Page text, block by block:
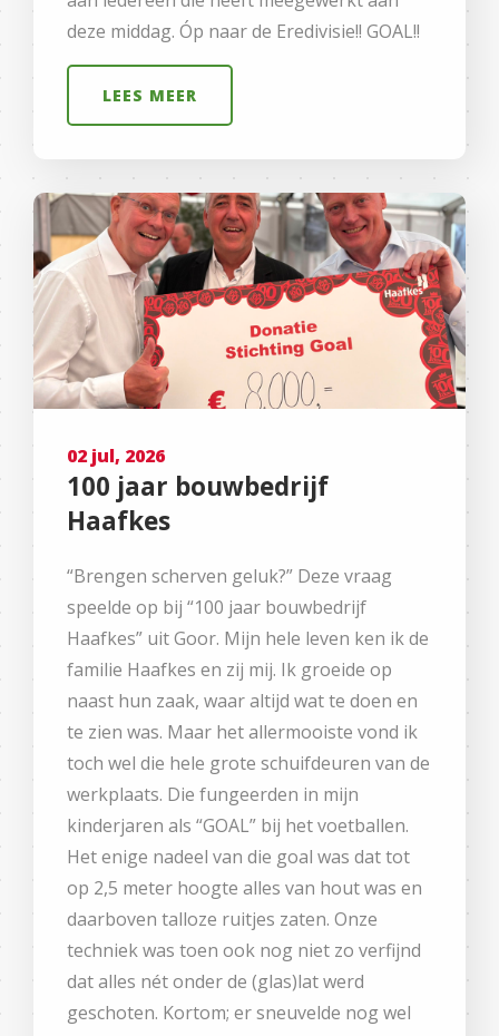
deze middag. Óp naar de Eredivisie!! GOAL!!
LEES MEER
02 jul, 2026
100 jaar bouwbedrijf
Haafkes
“Brengen scherven geluk?” Deze vraag
speelde op bij “100 jaar bouwbedrijf
Haafkes” uit Goor. Mijn hele leven ken ik de
familie Haafkes en zij mij. Ik groeide op
naast hun zaak, waar altijd wat te doen en
te zien was. Maar het allermooiste vond ik
toch wel die hele grote schuifdeuren van de
werkplaats. Die fungeerden in mijn
kinderjaren als “GOAL” bij het voetballen.
Het enige nadeel van die goal was dat tot
op 2,5 meter hoogte alles van hout was en
daarboven talloze ruitjes zaten. Onze
techniek was toen ook nog niet zo verfijnd
dat alles nét onder de (glas)lat werd
geschoten. Kortom; er sneuvelde nog wel